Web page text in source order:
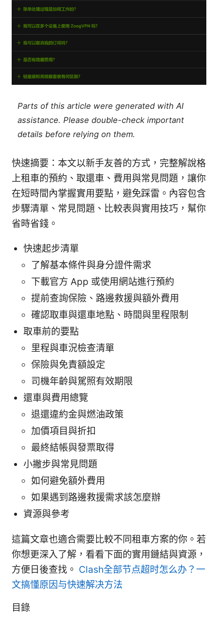
Parts of this article were generated with AI
assistance. Please double-check important
details before relying on them.
快速摘要：本文以新手友善的方式，完整解說格
上租車的預約、取還車、費用與常見問題，讓你
在短時間內掌握實用要點，避免踩雷。內容包含
步驟清單、常見問題、比較表與實用技巧，幫你
省時省錢。
快速起步清單
了解基本條件與身分證件需求
下載官方 App 或使用網站進行預約
提前查詢保險、路邊救援與額外費用
確認取車與還車地點、時間與里程限制
取車前的要點
里程與車況檢查清單
保險與免責額設定
司機年齡與駕照有效期限
還車與費用總覽
退還違約金與燃油政策
加價項目與折扣
最終結帳與發票取得
小撇步與常見問題
如何避免額外費用
如果遇到路邊救援需求該怎麼辦
資源與參考
這篇文章也適合需要比較不同租車方案的你。若
你想更深入了解，看看下面的實用鏈結與資源，
方便日後查找。 Clash全部节点超时怎么办？一
文搞懂原因与快速解决方法
目錄